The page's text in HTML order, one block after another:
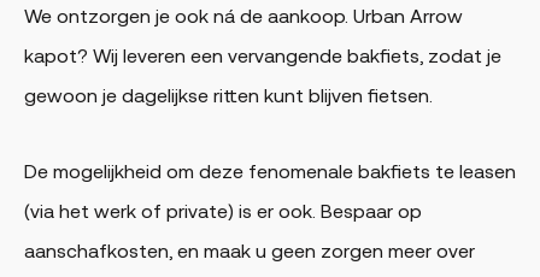
We ontzorgen je ook ná de aankoop. Urban Arrow
kapot? Wij leveren een vervangende bakfiets, zodat je
gewoon je dagelijkse ritten kunt blijven fietsen.
De mogelijkheid om deze fenomenale bakfiets te leasen
(via het werk of private) is er ook. Bespaar op
aanschafkosten, en maak u geen zorgen meer over